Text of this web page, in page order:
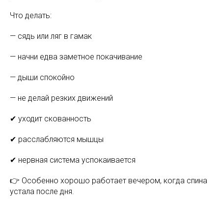
Что делать:
— сядь или ляг в гамак
— начни едва заметное покачивание
— дыши спокойно
— не делай резких движений
✔ уходит скованность
✔ расслабляются мышцы
✔ нервная система успокаивается
👉 Особенно хорошо работает вечером, когда спина
устала после дня.